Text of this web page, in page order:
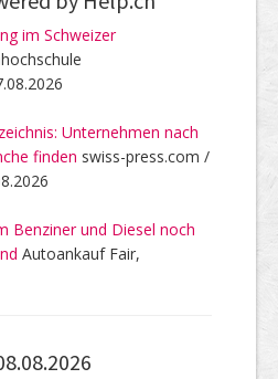
im Schweizer
Unternehmen nach
finden swiss-press.com /
Benziner und Diesel noch
Autoankauf Fair,